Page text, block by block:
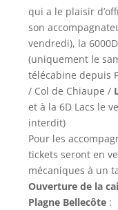
qui a le plaisir
son
vendredi), la
(uniquement le
télécabine depuis
/ Col de Chiaupe /
et à la 6D Lacs le
interdit)
Pour les
tickets seront en
mécaniques à un
Ouverture de la
Plagne Bellecôte :